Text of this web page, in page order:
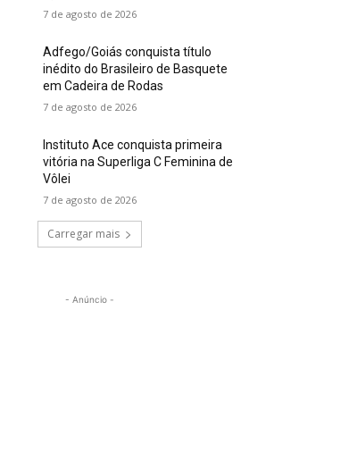
7 de agosto de 2026
Adfego/Goiás conquista título
inédito do Brasileiro de Basquete
em Cadeira de Rodas
7 de agosto de 2026
Instituto Ace conquista primeira
vitória na Superliga C Feminina de
Vôlei
7 de agosto de 2026
Carregar mais
- Anúncio -